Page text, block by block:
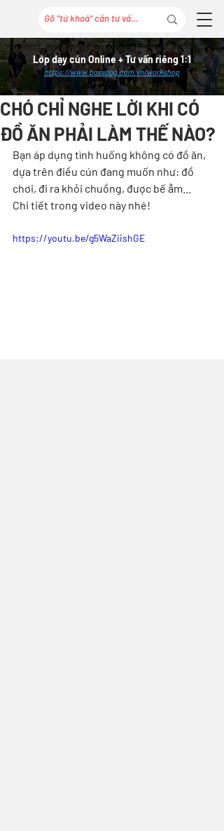
Lớp dạy cún Online + Tư vấn riêng 1:1
https://www.bossdog.com.vn/workshop
CHÓ CHỈ NGHE LỜI KHI CÓ
ĐỒ ĂN PHẢI LÀM THẾ NÀO?
Bạn áp dụng tình huống không có đồ ăn,
dựa trên điều cún đang muốn như: đồ
chơi, đi ra khỏi chuồng, được bế ẵm...
Chi tiết trong video này nhé!
https://youtu.be/g5WaZiishGE